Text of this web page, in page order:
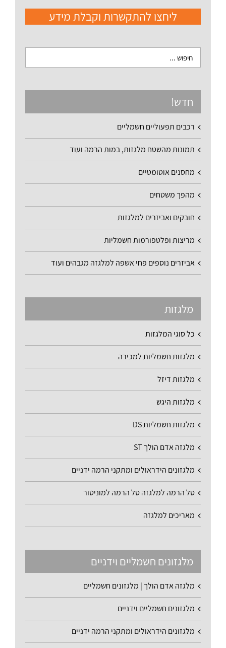
ליחצו להתקשרות וקבלת מידע
חדש!
רכבים תפעוליים חשמליים
תמונות מהשטח מלגזות, במות הרמה ועוד
מחסנים אוטומטיים
מהפך משטחים
חובקים ואביזרים למלגזות
מריצות ופלטפורמות חשמליות
אביזרים נוספים פחי אשפה למלגזה מגבהים ועוד
מלגזות
כל סוגי המלגזות
מלגזות חשמליות למכירה
מלגזות דיזל
מלגזות היגש
מלגזות חשמליות DS
מלגזה אדם הולך ST
מלגזונים הידראולים ומתקני הרמה ידניים
סל הרמה למלגזה סל הרמה למוניטור
מאריכים למלגזה
מלגזונים חשמליים וידניים
מלגזה אדם הולך | מלגזונים חשמליים
מלגזונים חשמליים וידניים
מלגזונים הידראולים ומתקני הרמה ידניים